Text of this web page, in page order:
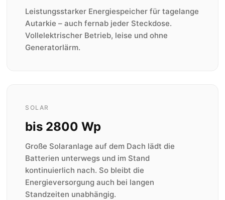
Leistungsstarker Energiespeicher für tagelange
Autarkie – auch fernab jeder Steckdose.
Vollelektrischer Betrieb, leise und ohne
Generatorlärm.
SOLAR
bis 2800 Wp
Große Solaranlage auf dem Dach lädt die
Batterien unterwegs und im Stand
kontinuierlich nach. So bleibt die
Energieversorgung auch bei langen
Standzeiten unabhängig.